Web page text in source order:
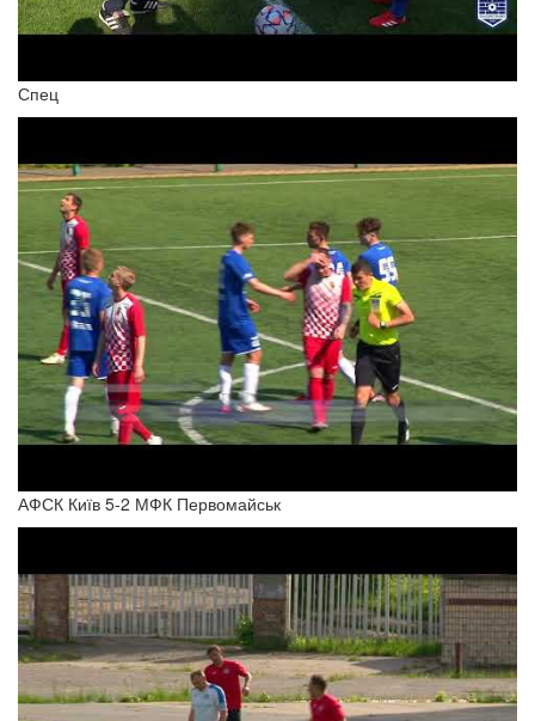
ФК Гореничі Володар Кубка Бучанського району в сезоні 25/26
Спец
АФСК Київ 5-2 МФК Первомайськ